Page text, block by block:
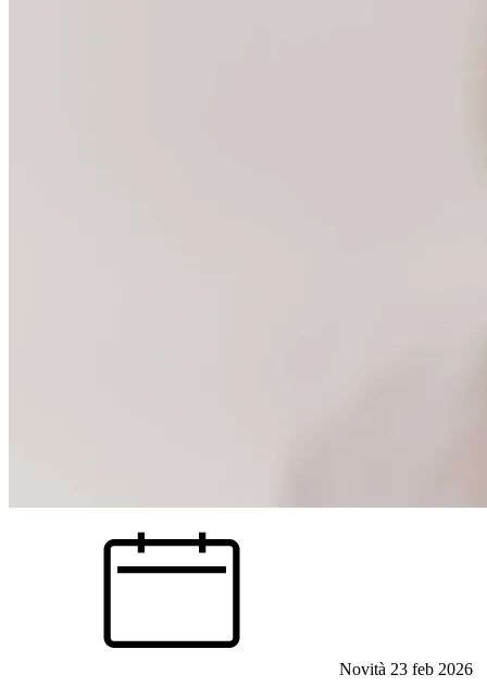
Novità 23 feb 2026